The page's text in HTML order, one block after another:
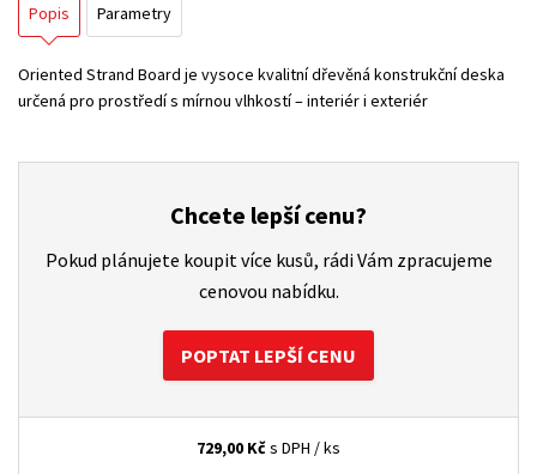
Popis Parametry
Oriented Strand Board je vysoce kvalitní dřevěná konstrukční deska
určená pro prostředí s mírnou vlhkostí – interiér i exteriér
Chcete lepší cenu?
Pokud plánujete koupit více kusů, rádi Vám zpracujeme
cenovou nabídku.
POPTAT LEPŠÍ CENU
729,00 Kčs DPH / ks